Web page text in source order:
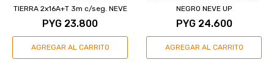
TIERRA 2x16A+T 3m c/seg. NEVE
PYG 23.800
NEGRO NEVE UP
PYG 24.600